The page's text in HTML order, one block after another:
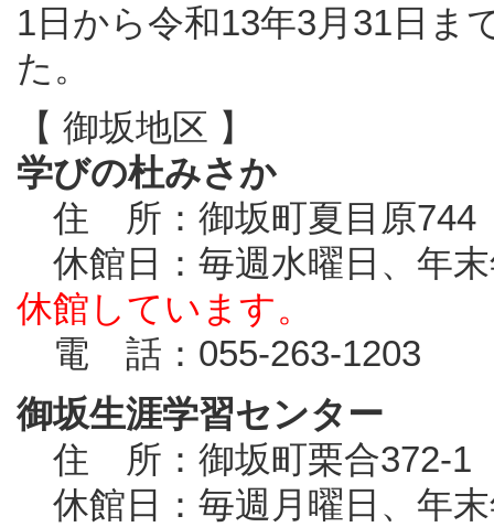
1日から令和13年3月31日ま
た。
【 御坂地区 】
学びの杜みさか
住 所：御坂町夏目原744
休館日：毎週水曜日、年
休館しています。
電 話：055-263-1203
御坂生涯学習センター
住 所：御坂町栗合372-1
休館日：毎週月曜日、年